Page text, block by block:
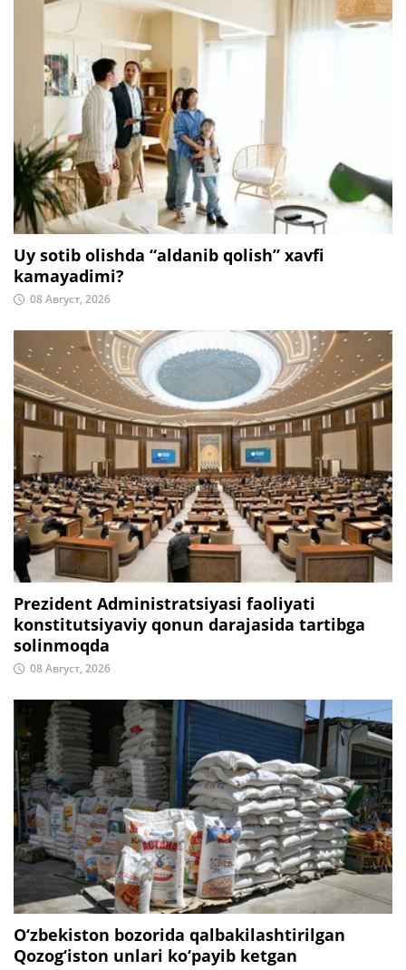
Uy sotib olishda “aldanib qolish” xavfi
kamayadimi?
08 Август, 2026
Prezident Administratsiyasi faoliyati
konstitutsiyaviy qonun darajasida tartibga
solinmoqda
08 Август, 2026
O‘zbekiston bozorida qalbakilashtirilgan
Qozog‘iston unlari ko‘payib ketgan